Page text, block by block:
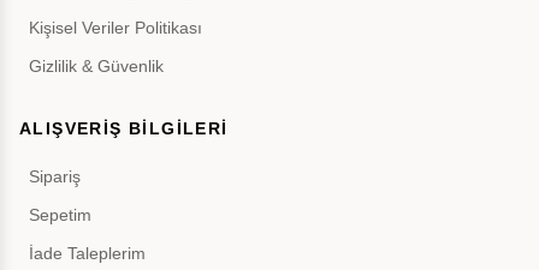
Kişisel Veriler Politikası
Gizlilik & Güvenlik
ALIŞVERİŞ BİLGİLERİ
Sipariş
Sepetim
İade Taleplerim